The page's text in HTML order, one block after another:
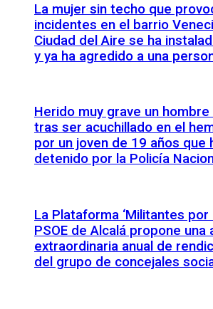
La mujer sin techo que
incidentes en el barrio
Ciudad del Aire se ha
y ya ha agredido a una
Herido muy grave un
tras ser acuchillado en el
por un joven de 19 años que
detenido por la Policía
La Plataforma ‘Militantes por
PSOE de Alcalá propone una
extraordinaria anual de
del grupo de concejales